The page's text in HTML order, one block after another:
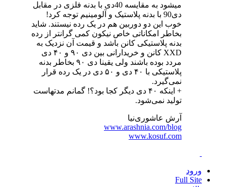
میشود به مقایسه 40دی با بدنه فلزی در مقابل
دی90 با بدنه پلاستیک و آلومینیم توجه کرد!
خوب این دو دوربین هم در یک رده نیستند. شاید
بخاطر امکاناتی خاص نیکون کمی گرانتر از رده
بدنه پلاستیکی کانن باشد و قیمت آن نزدیک به
XXD کانن و خریدارانی بین دی ۹۰ و ۴۰ دی
مردد بوده باشند ولی یقینا دی ۹۰ بخاطر بدنه
پلاستیکی با ۴۰ دی و ۵۰ دی در یک رده قرار
نمی‌گیرد.
+ اینکه ۴۰ دی دیگر کجا بود؟! گمانم مدتهاست
تولید نمی‌شود.
آرش عاشوری‌نیا
www.arashnia.com/blog
www.kosuf.com
ورود
Full Site